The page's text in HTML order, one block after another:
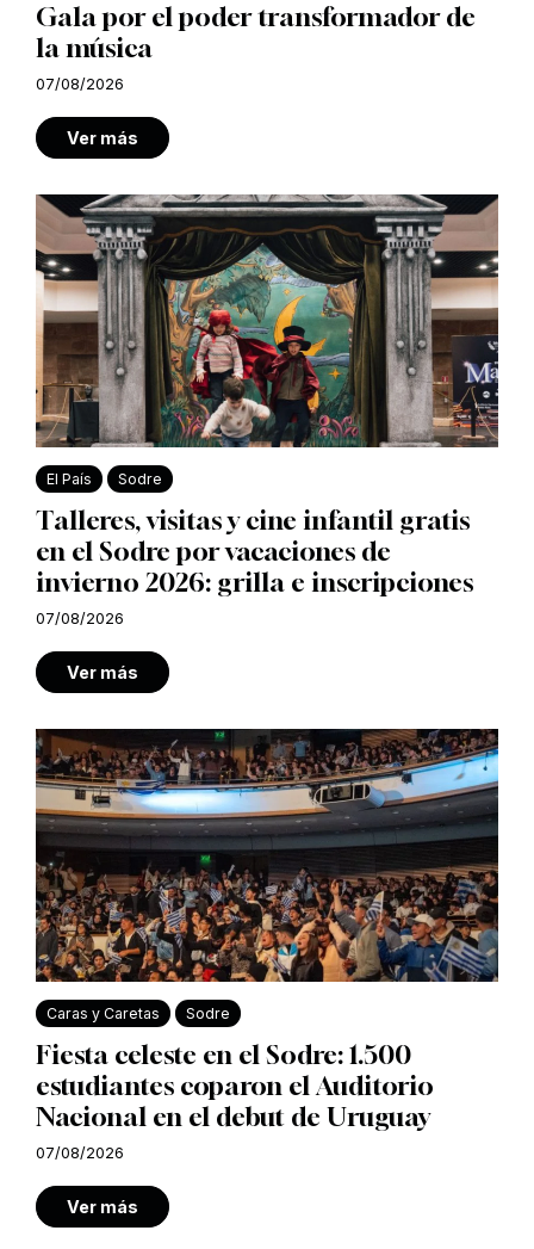
Gala por el poder transformador de
la música
07/08/2026
Ver más
El País Sodre
Talleres, visitas y cine infantil gratis
en el Sodre por vacaciones de
invierno 2026: grilla e inscripciones
07/08/2026
Ver más
Caras y Caretas Sodre
Fiesta celeste en el Sodre: 1.500
estudiantes coparon el Auditorio
Nacional en el debut de Uruguay
07/08/2026
Ver más